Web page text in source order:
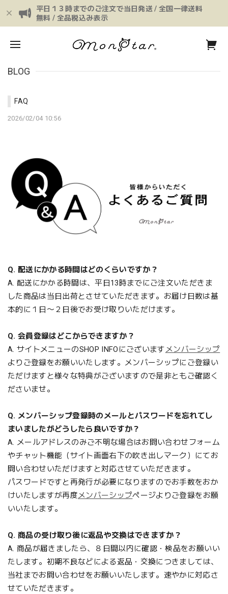
平日１３時までのご注文で当日発送 / 全国一律送料
無料 / 全品税込み表示
BLOG
FAQ
2026/02/04 10:56
Q. 配送にかかる時間はどのくらいですか？
A. 配送にかかる時間は、平日13時までにご注文いただきま
した商品は当日出荷とさせていただきます。お届け日数は基
本的に１日〜２日後でお受け取りいただけます。
Q. 会員登録はどこからできますか？
A. サイトメニューのSHOP INFOにございますメンバーシップ
よりご登録をお願いいたします。メンバーシップにご登録い
ただけますと様々な特典がございますので是非ともご確認く
ださいませ。
Q. メンバーシップ登録時のメールとパスワードを忘れてし
まいましたがどうしたら良いですか？
A. メールアドレスのみご不明な場合はお問い合わせフォーム
やチャット機能（サイト画面右下の吹き出しマーク）にてお
問い合わせいただけますと対応させていただきます。
パスワードですと再発行が必要になりますのでお手数をおか
けいたしますが再度メンバーシップページよりご登録をお願
いいたします。
Q. 商品の受け取り後に返品や交換はできますか？
A. 商品が届きましたら、８日間以内に確認・検品をお願いい
たします。 初期不良などによる返品・交換につきましては、
当社までお問い合わせをお願いいたします。速やかに対応さ
せていただきます。